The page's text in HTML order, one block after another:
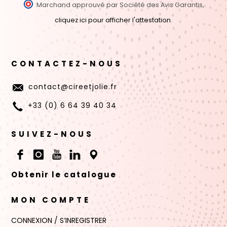
Marchand approuvé par Société des Avis Garantis,
cliquez ici pour afficher l'attestation.
CONTACTEZ-NOUS
contact@cireetjolie.fr
+33 (0) 6 64 39 40 34
SUIVEZ-NOUS
Obtenir le catalogue
MON COMPTE
CONNEXION / S’INREGISTRER